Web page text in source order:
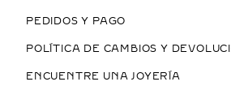
PEDIDOS Y PAGO
POLÍTICA DE CAMBIOS Y
ENCUENTRE UNA JOYERÍA